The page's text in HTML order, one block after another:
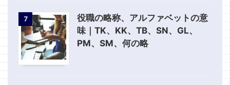
7
役職の略称、アルファベットの意
味｜TK、KK、TB、SN、GL、
PM、SM、何の略